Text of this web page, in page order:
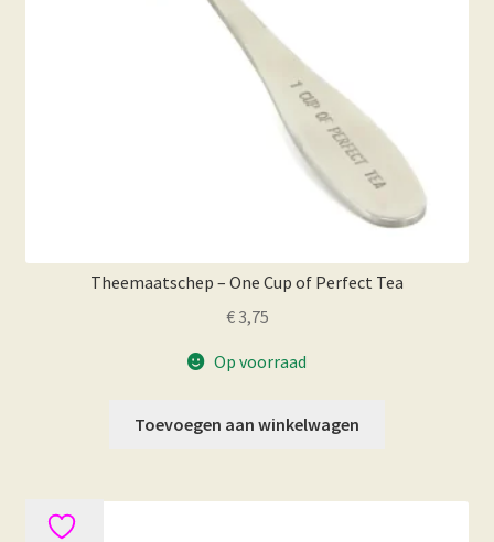
Theemaatschep – One Cup of Perfect Tea
€3,75
Op voorraad
Toevoegen aan winkelwagen